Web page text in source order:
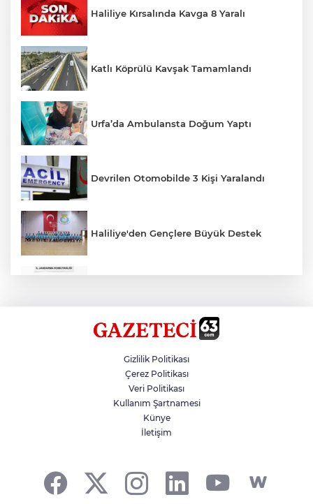
Haliliye Kırsalında Kavga 8 Yaralı
Katlı Köprülü Kavşak Tamamlandı
Urfa’da Ambulansta Doğum Yaptı
Devrilen Otomobilde 3 Kişi Yaralandı
Haliliye'den Gençlere Büyük Destek
Hikmet Başak’tan Ulaşım Çalışması
Atatürk Bulvarında Asfalt Yenileniyor
Gizlilik Politikası
Çerez Politikası
Veri Politikası
Kullanım Şartnamesi
Künye
İletişim